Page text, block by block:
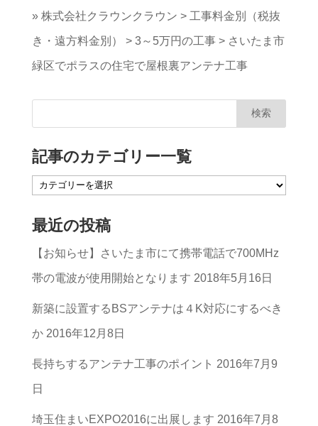
» 株式会社クラウンクラウン > 工事料金別（税抜
き・遠方料金別） > 3～5万円の工事> さいたま市
緑区でポラスの住宅で屋根裏アンテナ工事
記事のカテゴリー一覧
記
の
カ
テ
ゴ
リ
ー
一
最近の投稿
【お知らせ】さいたま市にて携帯電話で700MHz
帯の電波が使用開始となります 2018年5月16日
新築に設置するBSアンテナは４K対応にするべき
か 2016年12月8日
長持ちするアンテナ工事のポイント 2016年7月9
日
埼玉住まいEXPO2016に出展します 2016年7月8